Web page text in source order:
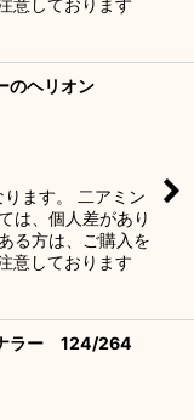
意しております
のヘリオン
ます。 二アミン
は、個人差があり
る方は、ご購入を
意しております
ラー 124/264